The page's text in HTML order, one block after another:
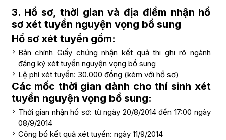
3. Hồ sơ, thời gian và địa điểm nhận hồ
sơ xét tuyển nguyện vọng bổ sung
Hồ sơ xét tuyển gồm:
Bản chính Giấy chứng nhận kết quả thi ghi rõ ngành
đăng ký xét tuyển nguyện vọng bổ sung
Lệ phí xét tuyển: 30.000 đồng (kèm với hồ sơ)
Các mốc thời gian dành cho thí sinh xét
tuyển nguyện vọng bổ sung:
Thời gian nhận hồ sơ: từ ngày 20/8/2014 đến 17:00 ngày
08/9/2014
Công bố kết quả xét tuyển: ngày 11/9/2014